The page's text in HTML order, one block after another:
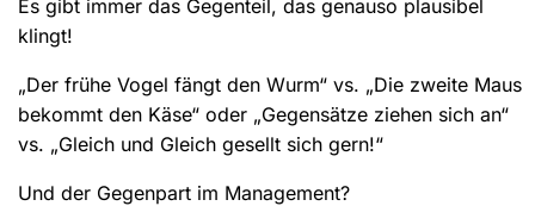
Es gibt immer das Gegenteil, das genauso plausibel
klingt!
„Der frühe Vogel fängt den Wurm“ vs. „Die zweite Maus
bekommt den Käse“ oder „Gegensätze ziehen sich an“
vs. „Gleich und Gleich gesellt sich gern!“
Und der Gegenpart im Management?